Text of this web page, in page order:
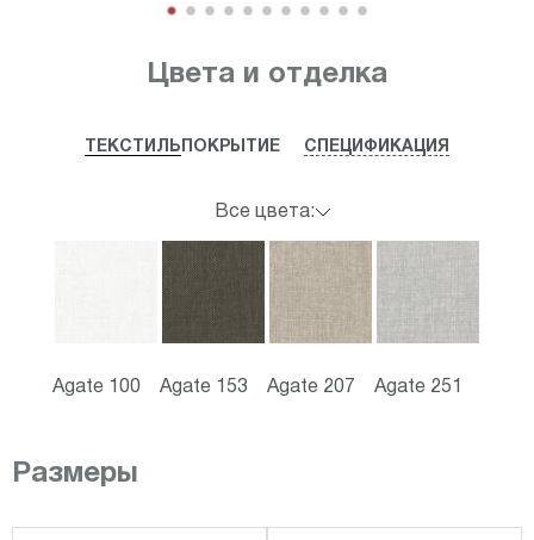
Цвета и отделка
ТЕКСТИЛЬ ПОКРЫТИЕ СПЕЦИФИКАЦИЯ
Все цвета:
Agate 100 Agate 153 Agate 207 Agate 251
Размеры